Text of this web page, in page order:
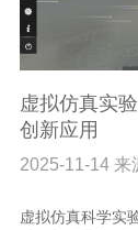
虚拟仿真实
创新应用
2025-11-14 来
虚拟仿真科学实